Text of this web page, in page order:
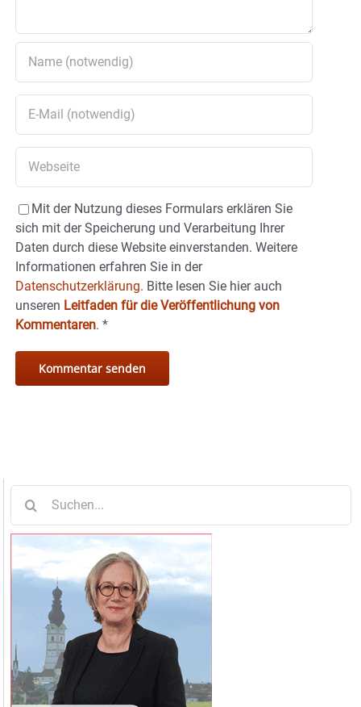
Mit der Nutzung dieses Formulars erklären Sie
sich mit der Speicherung und Verarbeitung Ihrer
Daten durch diese Website einverstanden. Weitere
Informationen erfahren Sie in der
Datenschutzerklärung. Bitte lesen Sie hier auch
unseren Leitfaden für die Veröffentlichung von
Kommentaren. *
nach: